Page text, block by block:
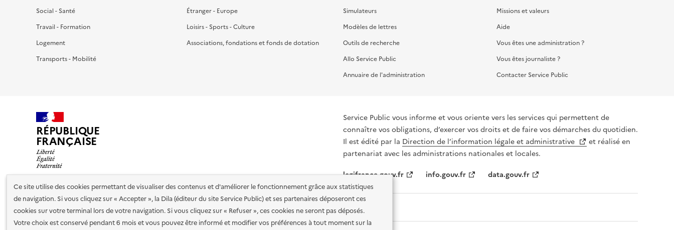
Ce site utilise des cookies permettant de visualiser des contenus et d'améliorer le fonctionnement grâce aux statistiques
de navigation. Si vous cliquez sur « Accepter », la Dila (éditeur du site Service Public) et ses partenaires déposeront ces
cookies sur votre terminal lors de votre navigation. Si vous cliquez sur « Refuser », ces cookies ne seront pas déposés.
Votre choix est conservé pendant 6 mois et vous pouvez être informé et modifier vos préférences à tout moment sur la
Social - Santé
Travail - Formation
Logement
Transports - Mobilité
Étranger - Europe
Loisirs - Sports - Culture
Associations, fondations et fonds de dotation
Simulateurs
Modèles de lettres
Outils de recherche
Allo Service Public
Annuaire de l'administration
Missions et valeurs
Aide
Vous êtes une administration ?
Vous êtes journaliste ?
Contacter Service Public
RÉPUBLIQUE
FRANÇAISE
Service Public vous informe et vous oriente vers les services qui permettent de
connaître vos obligations, d’exercer vos droits et de faire vos démarches du quotidien.
Il est édité par la Direction de l’information légale et administrative
et réalisé en
partenariat avec les administrations nationales et locales.
legifrance.gouv.fr
info.gouv.fr data.gouv.fr
Nos partenaires